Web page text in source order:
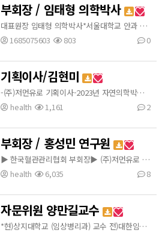
부회장 / 임태형 의학박사
대표원장 임태형 의학박사*서울대학교 안과 점임의(각막, 백내장)*서울아산병원 안과 전문의*서울대학교 의과대학 "의학연구" 교육과정 연구지도사*안과 지도 전문의*전 안길안과병원 진료과장( 라식&건성안 센터장)*전 카톨릭 관동대 의과대학 교수(교육부장)*전 대학 한과의사회 학술이사*KFDA(한국식품의약품안전처) 인공수정체 안전 가이드라인 연구 개발(백내장)*국내최초 안구건조증 치료레이저 IPL 도입*Zeiss사 Expert SMILE Doctor 선정(스마일라식)*Ziemer사 Expert CLEAR Docto…
1685075603
803 0
기획이사/김현미
-(주)저먼유로 기획이사-2023년 자연의학박사 -2023년을 빛낸 대한민국 인물대상-2023년 한국혈관관리협회 코페이스매트참여
health
1,161 2
부회장 / 홍성민 연구원
▶ 한국혈관관리협회 부회장▶ (주)저먼유로 고문▶ ALL IN CHANGE 공동개발 참여▶ 1992년 ~ 1995년 일본나고야 유황미생물바이오연구원▶ 1997년 바이오관련 사업진행▶ 현 농업회사법인 산아래 대표▶ 농원회사법인 참샘 바이오 대표
health
6,035 8
자문위원 양만길교수
*현)상지대학교 (임상병리과) 교수 전)대한임상병리사협회 회장